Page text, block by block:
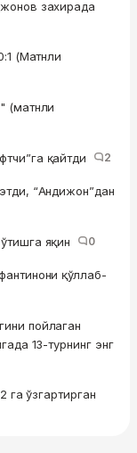
захирада
(Матнли
(матнли
қайтди 2
“Андижон”дан
яқин 0
қўллаб-
пойлаган
13-турнинг энг
га ўзгартирган